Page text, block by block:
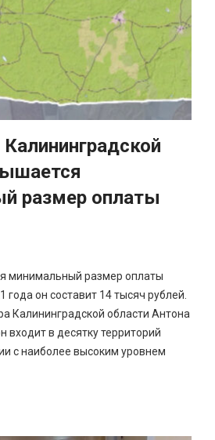
размер оплаты
минимальный размер оплаты
года он составит 14 тысяч рублей.
Калининградской области Антона
входит в десятку территорий
с наиболее высоким уровнем